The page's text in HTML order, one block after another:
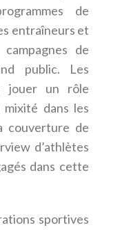
de
entraîneurs et
de
public. Les
jouer un rôle
dans les
couverture de
d’athlètes
dans cette
sportives